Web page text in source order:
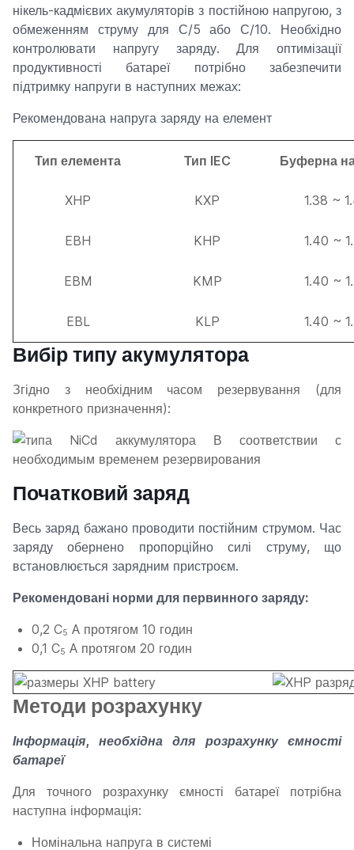
нікель-кадмієвих акумуляторів з постійною напругою, з
обмеженням струму для С/5 або С/10. Необхідно
контролювати напругу заряду. Для оптимізації
продуктивності батареї потрібно забезпечити
підтримку напруги в наступних межах:
Рекомендована напруга заряду на елемент
Тип елемента Тип IEC Буферна
XHP KXP 1.38 ~
EBH KHP 1.40 ~
EBM KMP 1.40 ~
EBL KLP 1.40 ~
Вибір типу акумулятора
Згідно з необхідним часом резервування (для
конкретного призначення):
Початковий заряд
Весь заряд бажано проводити постійним струмом. Час
заряду обернено пропорційно силі струму, що
встановлюється зарядним пристроєм.
Рекомендовані норми для первинного заряду:
0,2 C5 A протягом 10 годин
0,1 C5 A протягом 20 годин
Методи розрахунку
Інформація, необхідна для розрахунку ємності
батареї
Для точного розрахунку ємності батареї потрібна
наступна інформація:
Номінальна напруга в системі